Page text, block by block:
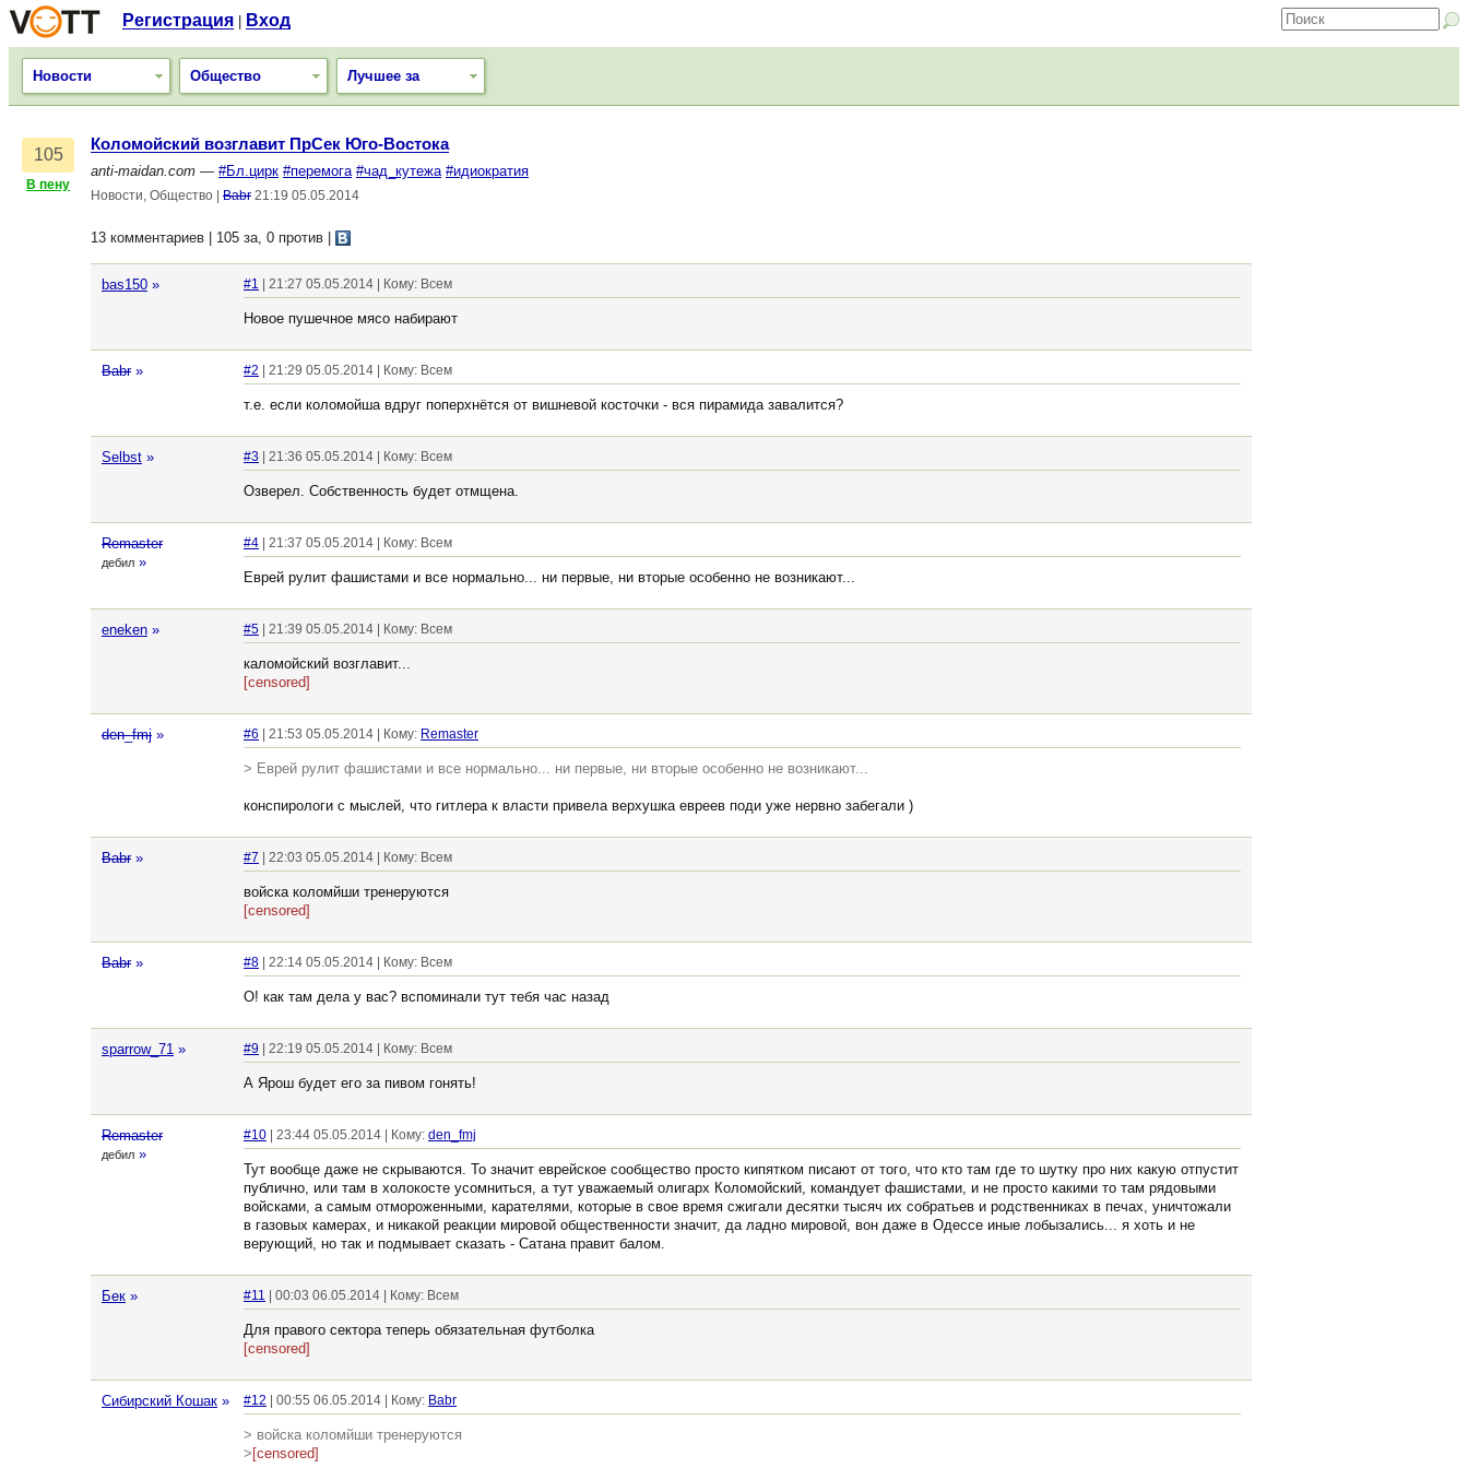
Регистрация Вход
Новости Общество Лучшее за
105
В пену
Коломойский возглавит ПрСек Юго-Востока
anti-maidan.com — #Бл.цирк #перемога #чад_кутежа #идиократия
Новости, Общество Babr 21:19 05.05.2014
13 комментариев | 105 за, 0 против
bas150 » #1 | 21:27 05.05.2014 | Кому: Всем
Новое пушечное мясо набирают
Babr » #2 | 21:29 05.05.2014 | Кому: Всем
т.е. если коломойша вдруг поперхнётся от вишневой косточки - вся пирамида завалится?
Selbst » #3 | 21:36 05.05.2014 | Кому: Всем
Озверел. Собственность будет отмщена.
Remaster
дебил »
#4 | 21:37 05.05.2014 | Кому: Всем
Еврей рулит фашистами и все нормально... ни первые, ни вторые особенно не возникают...
eneken » #5 | 21:39 05.05.2014 | Кому: Всем
каломойский возглавит...
[censored]
den_fmj » #6 | 21:53 05.05.2014 | Кому: Remaster
> Еврей рулит фашистами и все нормально... ни первые, ни вторые особенно не возникают...
конспирологи с мыслей, что гитлера к власти привела верхушка евреев поди уже нервно забегали )
Babr » #7 | 22:03 05.05.2014 | Кому: Всем
войска коломйши тренеруются
[censored]
Babr » #8 | 22:14 05.05.2014 | Кому: Всем
О! как там дела у вас? вспоминали тут тебя час назад
sparrow_71 » #9 | 22:19 05.05.2014 | Кому: Всем
А Ярош будет его за пивом гонять!
Remaster
дебил »
#10 | 23:44 05.05.2014 | Кому: den_fmj
Тут вообще даже не скрываются. То значит еврейское сообщество просто кипятком писают от того, что кто там где то шутку про них какую отпустит
публично, или там в холокосте усомниться, а тут уважаемый олигарх Коломойский, командует фашистами, и не просто какими то там рядовыми
войсками, а самым отмороженными, карателями, которые в свое время сжигали десятки тысяч их собратьев и родственниках в печах, уничтожали
в газовых камерах, и никакой реакции мировой общественности значит, да ладно мировой, вон даже в Одессе иные лобызались... я хоть и не
верующий, но так и подмывает сказать - Сатана правит балом.
Бек » #11 | 00:03 06.05.2014 | Кому: Всем
Для правого сектора теперь обязательная футболка
[censored]
Сибирский Кошак » #12 | 00:55 06.05.2014 | Кому: Babr
> войска коломйши тренеруются
> [censored]